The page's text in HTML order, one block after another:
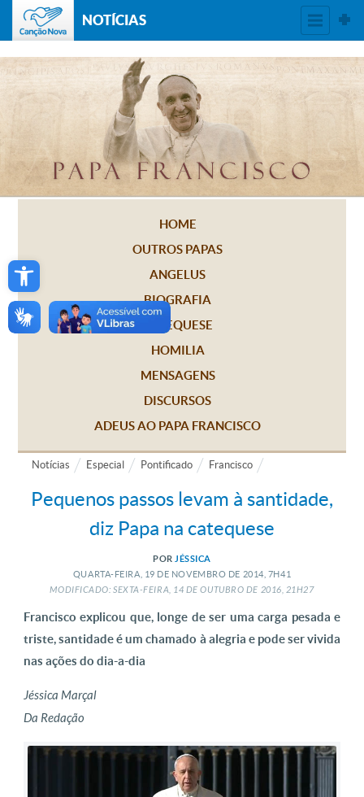
Open toolbar
NOTÍCIAS
HOME
OUTROS PAPAS
ANGELUS
BIOGRAFIA
CATEQUESE
HOMILIA
MENSAGENS
DISCURSOS
ADEUS AO PAPA FRANCISCO
Notícias Especial Pontificado Francisco
Pequenos passos levam à santidade,
diz Papa na catequese
POR JÉSSICA
QUARTA-FEIRA, 19 DE NOVEMBRO DE 2014, 7H41
MODIFICADO: SEXTA-FEIRA, 14 DEOUTUBRO DE 2016, 21H27
Francisco explicou que, longe de ser uma carga pesada e
triste, santidade é um chamado à alegria e pode ser vivida
nas ações do dia-a-dia
Jéssica Marçal
Da Redação